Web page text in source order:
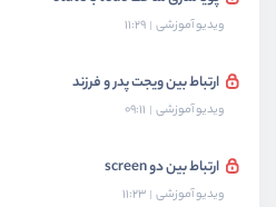
ویدیو آموزشی 11:29
ارتباط بین ویجت پدر و فرزند
ویدیو آموزشی 09:11
ارتباط بین دو screen
ویدیو آموزشی 11:23